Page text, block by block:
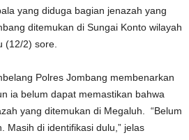
yang diduga bagian jenazah yang
ditemukan di Sungai Konto wilayah
(12/2) sore.
Polres Jombang membenarkan
ia belum dapat memastikan bahwa
yang ditemukan di Megaluh. “Belum
Masih di identifikasi dulu,” jelas